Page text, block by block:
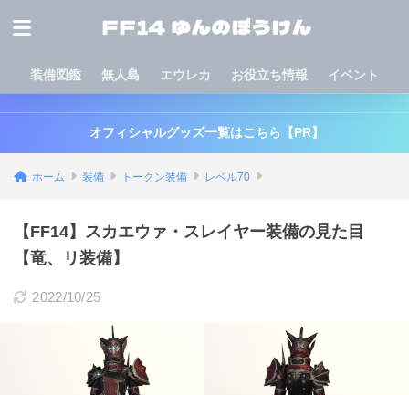
装備図鑑 無人島 エウレカ お役立ち情報 イベント
オフィシャルグッズ一覧はこちら【PR】
ホーム 装備 トークン装備 レベル70
【FF14】スカエウァ・スレイヤー装備の見た目
【竜、リ装備】
2022/10/25